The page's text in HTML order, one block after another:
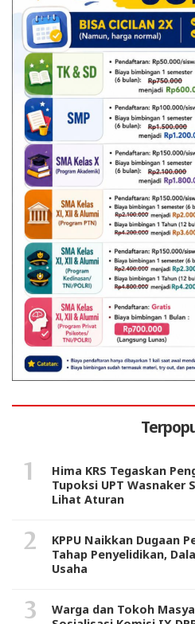
Hima KRS Tegaskan
Tupoksi UPT Wasnaker
Lihat Aturan
KPPU Naikkan Dugaan
Tahap Penyelidikan,
Usaha
Warga dan Tokoh